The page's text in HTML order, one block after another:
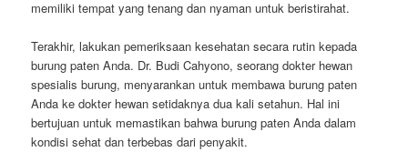
memiliki tempat yang tenang dan nyaman untuk beristirahat.
Terakhir, lakukan pemeriksaan kesehatan secara rutin kepada
burung paten Anda. Dr. Budi Cahyono, seorang dokter hewan
spesialis burung, menyarankan untuk membawa burung paten
Anda ke dokter hewan setidaknya dua kali setahun. Hal ini
bertujuan untuk memastikan bahwa burung paten Anda dalam
kondisi sehat dan terbebas dari penyakit.